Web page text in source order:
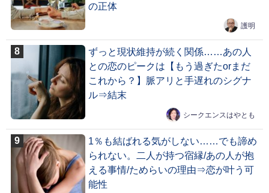
の正体
護明
ずっと現状維持が続く関係……あの人
との恋のピークは【もう過ぎたorまだ
これから？】脈アリと手遅れのシグナ
ル⇒結末
シークエンスはやとも
1％も結ばれる気がしない……でも諦め
られない。二人が持つ宿縁/あの人が抱
える事情/ためらいの理由⇒恋が叶う可
能性